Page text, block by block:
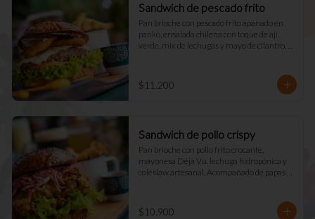
Sandwich de pescado frito
Pan brioche con pescado frito apanado en
panko, ensalada chilena con toque de ají
verde, mix de lechugas y mayo de cilantro.
$11.200
Sandwich de pollo crispy
Pan brioche con pollo frito crocante,
mayonesa Déjà Vu, lechuga hidropónica y
coleslaw artesanal. Acompañado de papas
$10.900